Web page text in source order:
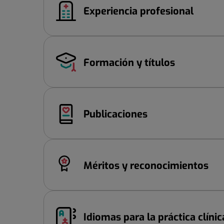
Experiencia profesional
Formación y títulos
Publicaciones
Méritos y reconocimientos
Idiomas para la práctica